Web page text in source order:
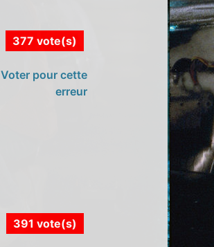
377 vote(s)
Voter pour cette
erreur
391 vote(s)